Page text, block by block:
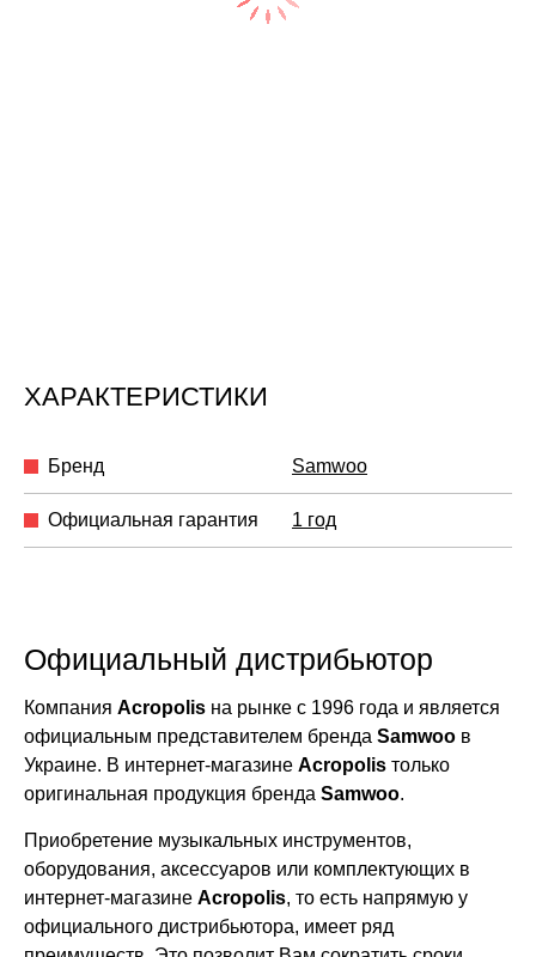
ХАРАКТЕРИСТИКИ
Бренд Samwoo
Официальная гарантия 1 год
Официальный дистрибьютор
Компания Acropolis на рынке с 1996 года и является
официальным представителем бренда Samwoo в
Украине. В интернет-магазине Acropolis только
оригинальная продукция бренда Samwoo.
Приобретение музыкальных инструментов,
оборудования, аксессуаров или комплектующих в
интернет-магазине Acropolis, то есть напрямую у
официального дистрибьютора, имеет ряд